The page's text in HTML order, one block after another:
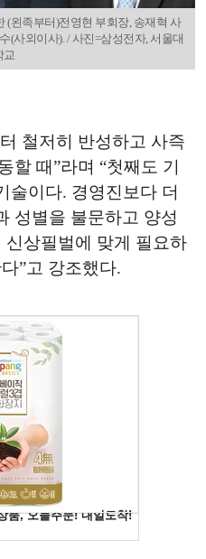
(왼족부터)전영현 부회장, 송재혁 사
(사외이사). / 사진=삼성전자, 서울대
교
철저히 반성하고 사즉
할 때”라며 “첫째도 기
술이다. 경영진보다 더
성별을 불문하고 양성
신상필벌에 맞게 필요하
”고 강조했다.